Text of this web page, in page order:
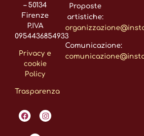
– 50134
Firenze
P.IVA
0954436854933
Privacy e
cookie
Policy
Trasparenza
Proposte
artistiche:
Comunicazione: